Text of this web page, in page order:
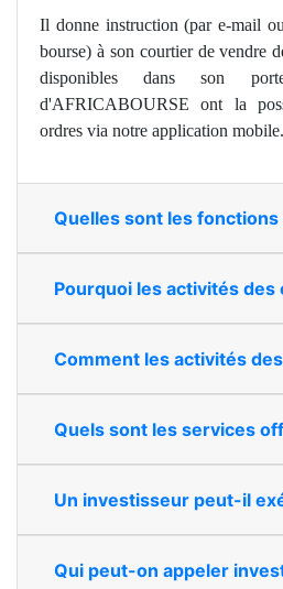
Il donne instruction (par e-mail
bourse) à son courtier de vendre
disponibles dans son
d'AFRICABOURSE ont la
ordres via notre application mobile.
Quelles sont les fonctions
Pourquoi les activités
Comment les activités
Quels sont les services
Un investisseur peut-il
Qui peut-on appeler